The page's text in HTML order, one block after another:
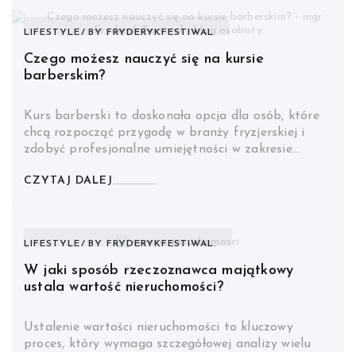
LIFESTYLE BY FRYDERYKFESTIWAL
Czego możesz nauczyć się na kursie
barberskim?
Kurs barberski to doskonała opcja dla osób, które
chcą rozpocząć przygodę w branży fryzjerskiej i
zdobyć profesjonalne umiejętności w zakresie…
CZYTAJ DALEJ
LIFESTYLE BY FRYDERYKFESTIWAL.
W jaki sposób rzeczoznawca majątkowy
ustala wartość nieruchomości?
Ustalenie wartości nieruchomości to kluczowy
proces, który wymaga szczegółowej analizy wielu